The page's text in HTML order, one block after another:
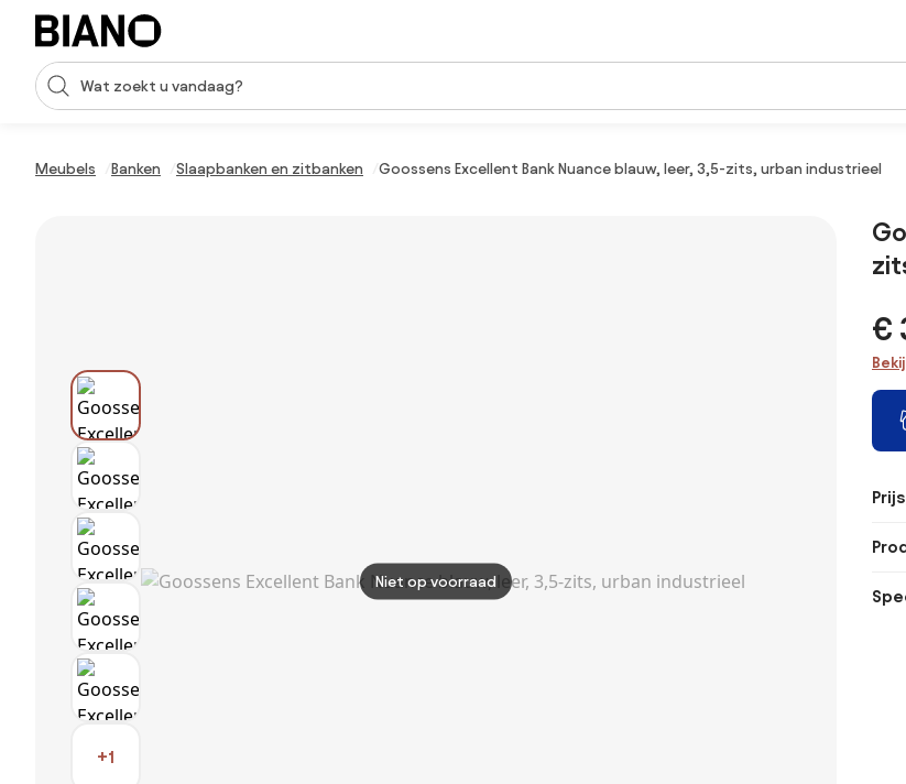
Navigatie overslaan, naar inhoud springen
Zoekopdracht invoeren
Meubels Banken Slaapbanken en zitbanken Goossens Excellent Bank Nuance blauw, leer, 3,5-zits, urban industrieel
+1
Niet op voorraad
€